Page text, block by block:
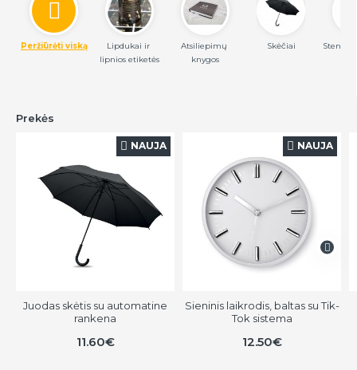
Lipdukai ir
lipnios etiketės
Atsiliepimų
knygos
Skėčiai Stendai
Peržiūrėti viską
Prekės
NAUJA
Juodas skėtis su automatine
rankena
11.60€
NAUJA
Sieninis laikrodis, baltas su Tik-
Tok sistema
12.50€